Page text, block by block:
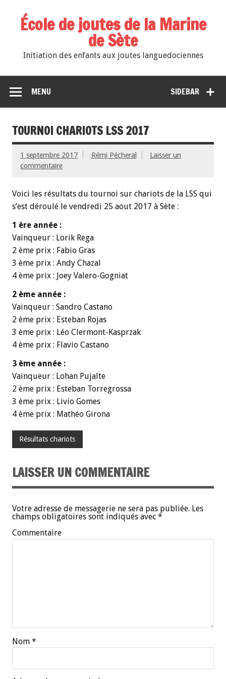
École de joutes de la Marine
de Sète
Initiation des enfants aux joutes languedociennes
SIDEBAR
MENU
TOURNOI CHARIOTS LSS 2017
1 septembre 2017 Rémi Pécheral
Laisser un
commentaire
Voici les résultats du tournoi sur chariots de la LSS qui
s’est déroulé le vendredi 25 aout 2017 à Sète :
1 ère année :
Vainqueur : Lorik Rega
2 ème prix : Fabio Gras
3 ème prix : Andy Chazal
4 ème prix : Joey Valero-Gogniat
2 ème année :
Vainqueur : Sandro Castano
2 ème prix : Esteban Rojas
3 ème prix : Léo Clermont-Kasprzak
4 ème prix : Flavio Castano
3 ème année :
Vainqueur : Lohan Pujalte
2 ème prix : Esteban Torregrossa
3 ème prix : Livio Gomes
4 ème prix : Mathéo Girona
Résultats chariots
LAISSER UN COMMENTAIRE
Votre adresse de messagerie ne sera pas publiée. Les
champs obligatoires sont indiqués avec *
Commentaire
Nom *